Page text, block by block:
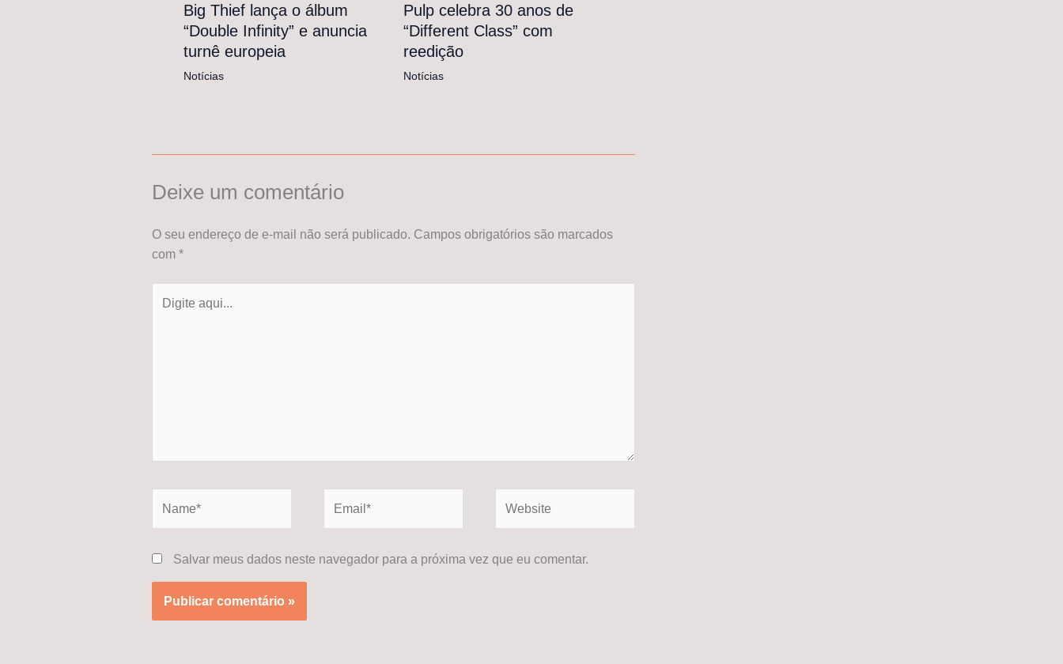
Big Thief lança o álbum
“Double Infinity” e anuncia
turnê europeia
Notícias
Pulp celebra 30 anos de
“Different Class” com
reedição
Notícias
Deixe um comentário
O seu endereço de e-mail não será publicado. Campos obrigatórios são marcados
com *
aqui...
Salvar meus dados neste navegador para a próxima vez que eu comentar.